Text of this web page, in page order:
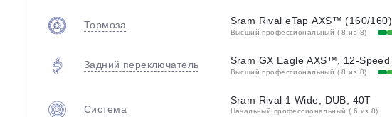
Тормоза Sram Rival eTap AXS™ (160/160)
Высший профессиональный ( 8 из 8)
Задний переключатель Sram GX Eagle AXS™, 12-Speed
Высший профессиональный ( 8 из 8)
Система
Sram Rival 1 Wide, DUB, 40T
Начальный профессиональный ( 6 из 8)